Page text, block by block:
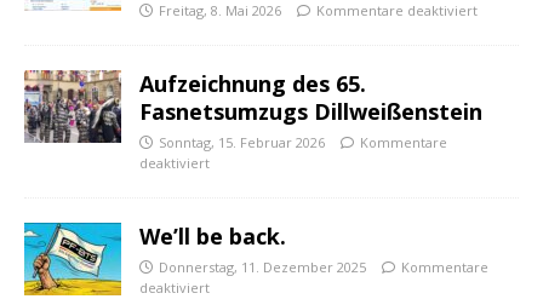
Freitag, 8. Mai 2026 Kommentare deaktiviert
Aufzeichnung des 65.
Fasnetsumzugs Dillweißenstein
Sonntag, 15. Februar 2026
Kommentare
deaktiviert
We’ll be back.
Donnerstag, 11. Dezember 2025
Kommentare
deaktiviert